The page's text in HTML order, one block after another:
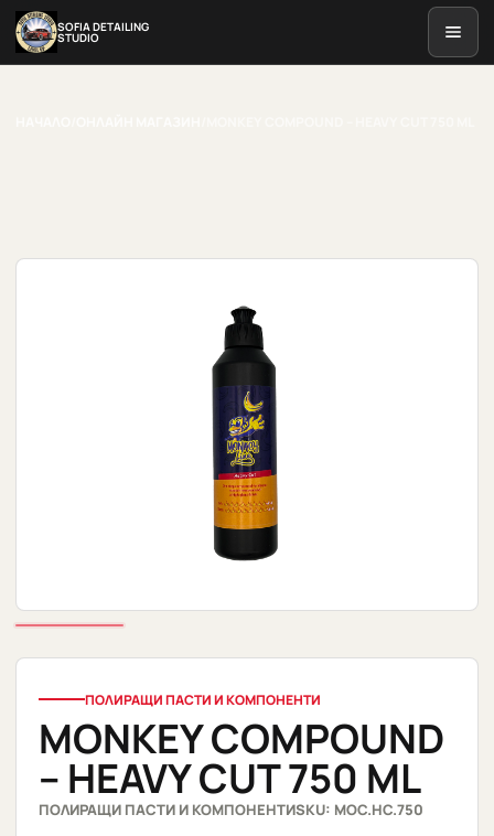
SOFIA DETAILING
STUDIO
ПОЛИРАЩИ ПАСТИ И КОМПОНЕНТИ
MONKEY COMPOUND
– HEAVY CUT 750 ML
ПОЛИРАЩИ ПАСТИ И КОМПОНЕНТИSKU: MOC.HC.750